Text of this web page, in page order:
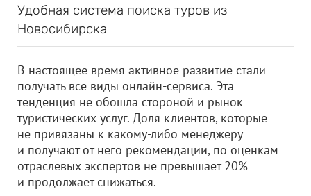
Удобная система поиска туров из
Новосибирска
В настоящее время активное развитие стали
получать все виды онлайн-сервиса. Эта
тенденция не обошла стороной и рынок
туристических услуг. Доля клиентов, которые
не привязаны к какому-либо менеджеру
и получают от него рекомендации, по оценкам
отраслевых экспертов не превышает 20%
и продолжает снижаться.